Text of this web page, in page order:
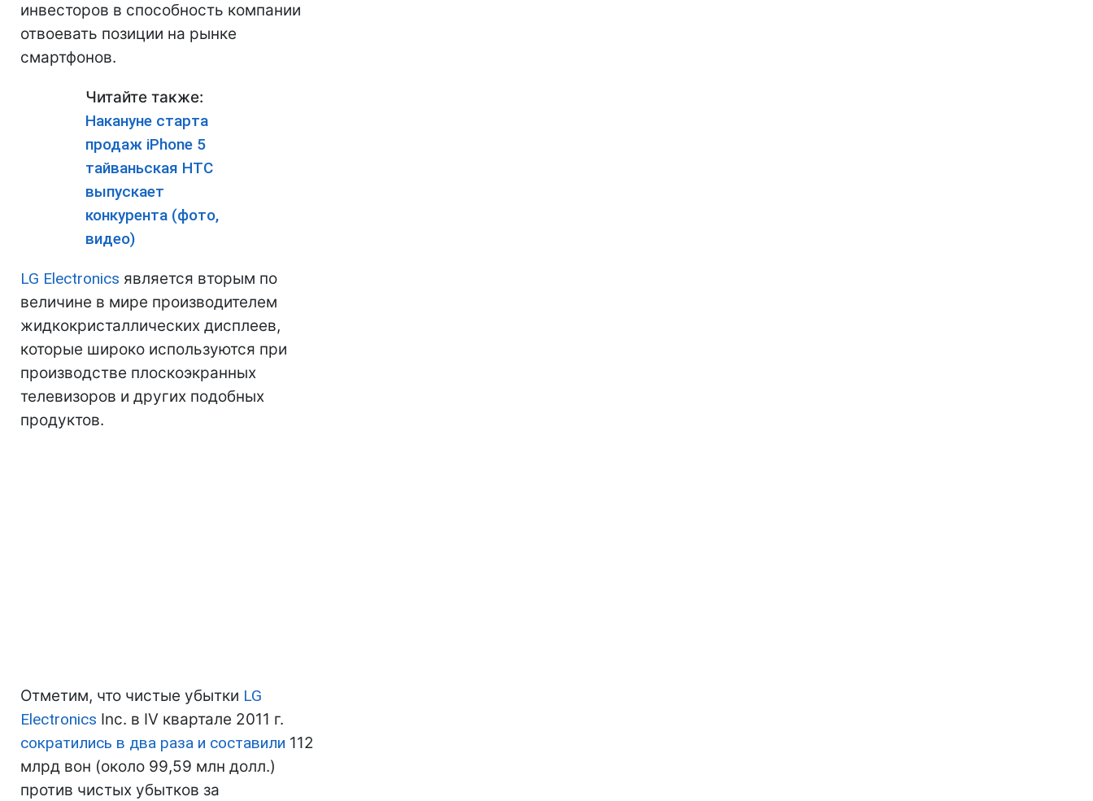
инвесторов в способность компании
отвоевать позиции на рынке
смартфонов.
Читайте также:
Накануне старта
продаж iPhone 5
тайваньская HTC
выпускает
конкурента (фото,
видео)
LG Electronics является вторым по
величине в мире производителем
жидкокристаллических дисплеев,
которые широко используются при
производстве плоскоэкранных
телевизоров и других подобных
продуктов.
Отметим, что чистые убытки LG
Electronics Inc. в IV квартале 2011 г.
сократились в два раза и составили 112
млрд вон (около 99,59 млн долл.)
против чистых убытков за